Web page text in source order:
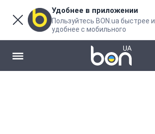
Удобнее в приложении
Пользуйтесь BON.ua быстрее и
удобнее с мобильного